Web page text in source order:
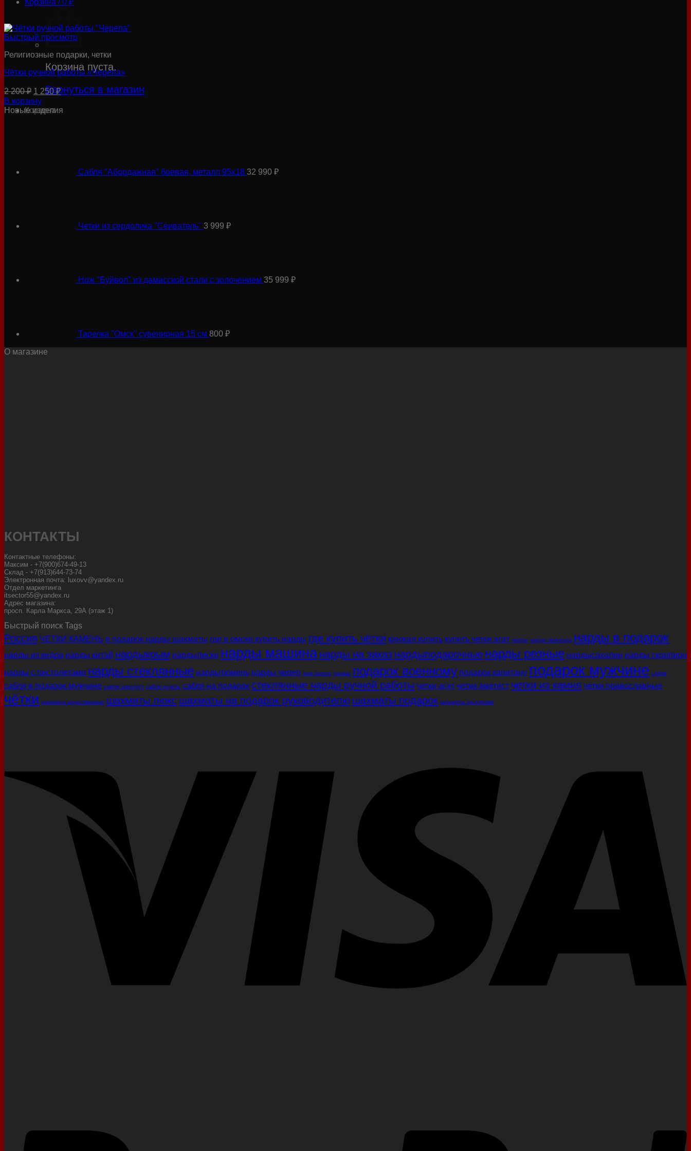
Корзина / 0 ₽
Корзина пуста.
Вернуться в магазин
Корзина
Быстрый просмотр
Религиозные подарки, четки
Чётки ручной работы «Черепа»
2 200₽ Первоначальная
цена
составляла
2
1 250₽Текущая
1
В корзину
Новые изделия
Сабля "Абордажная" боевая, металл 95х18 32 990 ₽
Четки из сердолика "Свиватель" 3 999 ₽
Нож "Буйвол" из дамасской стали с золочением 35 999 ₽
Тарелка "Омск" сувенирная 15 см 800 ₽
О магазине
КОНТАКТЫ
Контактные телефоны:
Максим - +7(900)674-49-13
Склад - +7(913)644-73-74
Электронная почта: luxovv@yandex.ru
Отдел маркетинга
itsector55@yandex.ru
Адрес магазина:
просп. Карла Маркса, 29А (этаж 1)
Быстрый поиск Tags
Россия ЧЕТКИ КАМЕНЬ в подарок нарды шахматы где в омске купить нарды где купить чётки кинжал купить купить четки агат нарды нарды авангард нарды в подарок
нарды из кедра нарды китай нардыкрым нардылиски нарды машина нарды на заказ нардыподарочные нарды резные нардысахалин нарды скорпион
нарды с пистолетами нарды стеклянные нардытюмень нарды череп нож золото палаш подарок военному подарок капитану подарок мужчине сабля
сабля в подарок мужчине сабля златоуст сабля купить сабля на подарок стеклянные нарды ручной работы четки агат четки аметист четки из камня четки православные
чётки шахматы качественные шахматы люкс шахматы на подарок руководителю шахматы подарок шахматы эксклюзив